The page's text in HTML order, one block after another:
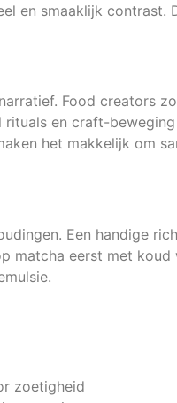
en smaaklijk contrast.
Food creators
rituals en craft-
het makkelijk om
Een handige
matcha eerst met koud
zoetigheid